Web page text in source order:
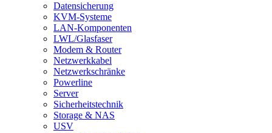
Datensicherung
KVM-Systeme
LAN-Komponenten
LWL/Glasfaser
Modem & Router
Netzwerkkabel
Netzwerkschränke
Powerline
Server
Sicherheitstechnik
Storage & NAS
USV